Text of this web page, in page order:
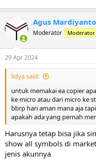
Agus Mardiyanto
Moderator Moderator
29 Apr 2024
lidya said:
untuk memakai ea copier
ke micro atau dari micro ke
bbrp hari aman mana aja
apakah ada yang pernah
Harusnya tetap bisa jika
show all symbols di
jenis akunnya